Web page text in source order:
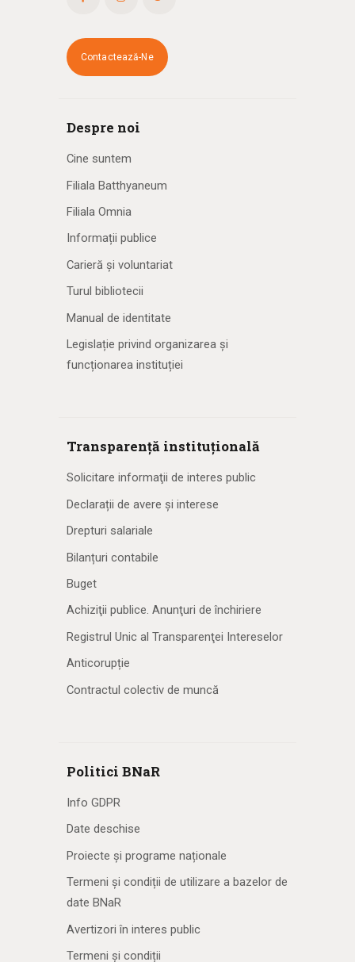
Contactează-Ne
Despre noi
Cine suntem
Filiala Batthyaneum
Filiala Omnia
Informații publice
Carieră și voluntariat
Turul bibliotecii
Manual de identitate
Legislație privind organizarea și
funcționarea instituției
Transparență instituțională
Solicitare informaţii de interes public
Declarații de avere și interese
Drepturi salariale
Bilanțuri contabile
Buget
Achiziţii publice. Anunţuri de închiriere
Registrul Unic al Transparenţei Intereselor
Anticorupție
Contractul colectiv de muncă
Politici BNaR
Info GDPR
Date deschise
Proiecte și programe naționale
Termeni și condiții de utilizare a bazelor de
date BNaR
Avertizori în interes public
Termeni și condiții